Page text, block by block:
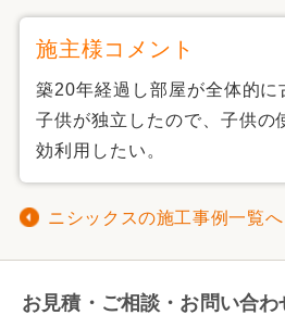
施主様コメント
築20年経過し部屋が全体的に
子供が独立したので、子供の
効利用したい。
ニシックスの施工事例一覧へ
お見積・ご相談・お問い合わ